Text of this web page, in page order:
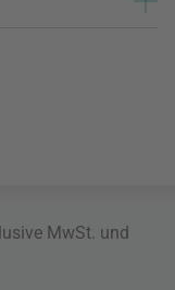
MwSt. und